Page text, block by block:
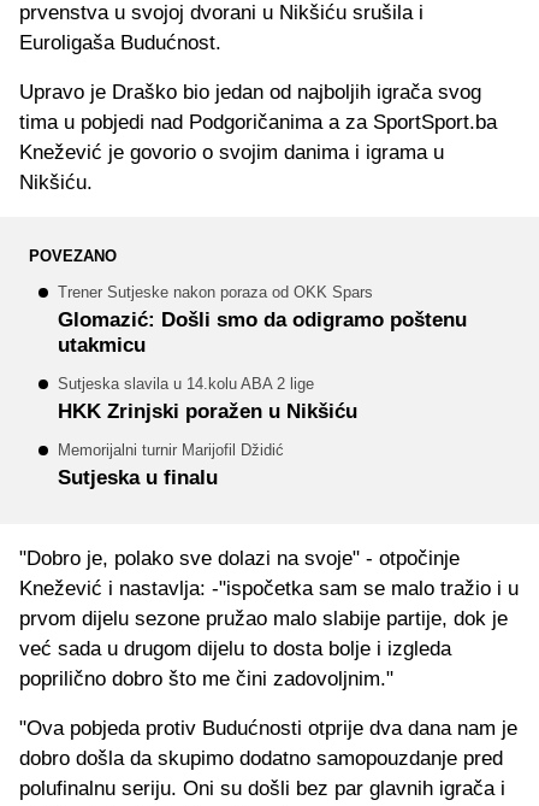
prvenstva u svojoj dvorani u Nikšiću srušila i
Euroligaša Budućnost.
Upravo je Draško bio jedan od najboljih igrača svog
tima u pobjedi nad Podgoričanima a za SportSport.ba
Knežević je govorio o svojim danima i igrama u
Nikšiću.
POVEZANO
Trener Sutjeske nakon poraza od OKK Spars
Glomazić: Došli smo da odigramo poštenu
utakmicu
Sutjeska slavila u 14.kolu ABA 2 lige
HKK Zrinjski poražen u Nikšiću
Memorijalni turnir Marijofil Džidić
Sutjeska u finalu
"Dobro je, polako sve dolazi na svoje" - otpočinje
Knežević i nastavlja: -"ispočetka sam se malo tražio i u
prvom dijelu sezone pružao malo slabije partije, dok je
već sada u drugom dijelu to dosta bolje i izgleda
poprilično dobro što me čini zadovoljnim."
"Ova pobjeda protiv Budućnosti otprije dva dana nam je
dobro došla da skupimo dodatno samopouzdanje pred
polufinalnu seriju. Oni su došli bez par glavnih igrača i